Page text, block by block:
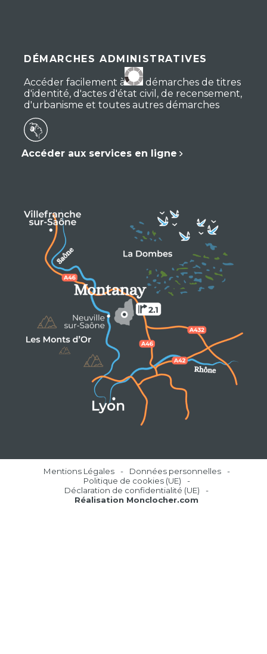
DÉMARCHES ADMINISTRATIVES
Accéder facilement à vos démarches de titres
d'identité, d'actes d'état civil, de recensement,
d'urbanisme et toutes autres démarches
Accéder aux services en ligne
Mentions Légales
Données personnelles
Politique de cookies (UE)
Déclaration de confidentialité (UE)
Réalisation Monclocher.com